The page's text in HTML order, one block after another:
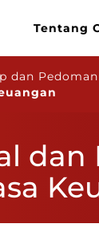
Tentang
dan
dan